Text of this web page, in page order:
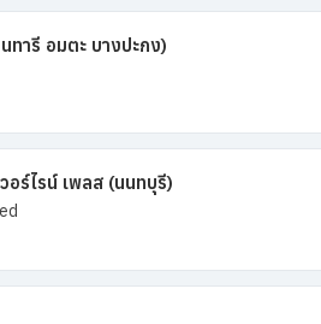
ทารี อมตะ บางปะกง)
อร์ไรน์ เพลส (นนทบุรี)